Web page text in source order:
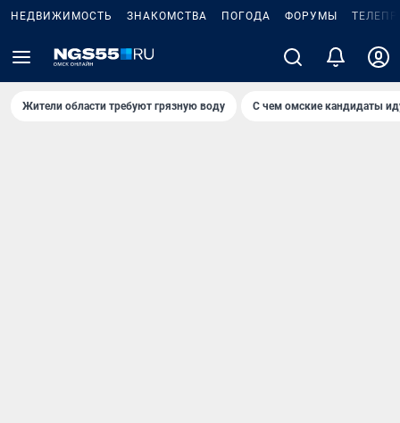
НЕДВИЖИМОСТЬ ЗНАКОМСТВА ПОГОДА ФОРУМЫ
Жители области требуют грязную воду С чем омские кандидаты